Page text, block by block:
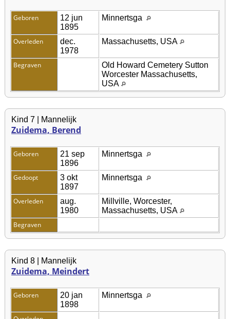
Geboren
12 jun
1895
Minnertsga
Overleden
dec.
1978
Massachusetts, USA
Begraven
Old Howard Cemetery Sutton
Worcester Massachusetts,
USA
Kind 7 | Mannelijk
Zuidema, Berend
Geboren
21 sep
1896
Minnertsga
Gedoopt
3 okt
1897
Minnertsga
Overleden
aug.
1980
Millville, Worcester,
Massachusetts, USA
Begraven
Kind 8 | Mannelijk
Zuidema, Meindert
Geboren
20 jan
1898
Minnertsga